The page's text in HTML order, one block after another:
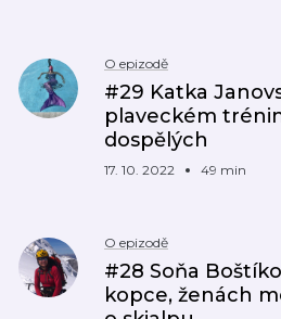
O epizodě
#29 Katka
plaveckém
dospělých
17. 10. 2022 49 min
O epizodě
#28 Soňa
kopce, ženách